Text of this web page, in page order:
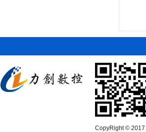
CopyRight © 2017